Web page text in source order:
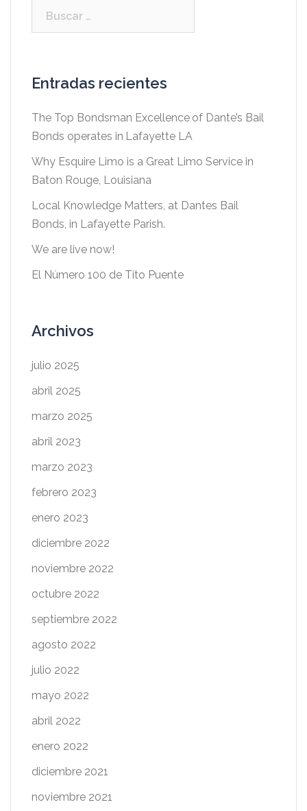
Entradas recientes
The Top Bondsman Excellence of Dante’s Bail
Bonds operates in Lafayette LA
Why Esquire Limo is a Great Limo Service in
Baton Rouge, Louisiana
Local Knowledge Matters, at Dantes Bail
Bonds, in Lafayette Parish.
We are live now!
El Número 100 de Tito Puente
Archivos
julio 2025
abril 2025
marzo 2025
abril 2023
marzo 2023
febrero 2023
enero 2023
diciembre 2022
noviembre 2022
octubre 2022
septiembre 2022
agosto 2022
julio 2022
mayo 2022
abril 2022
enero 2022
diciembre 2021
noviembre 2021